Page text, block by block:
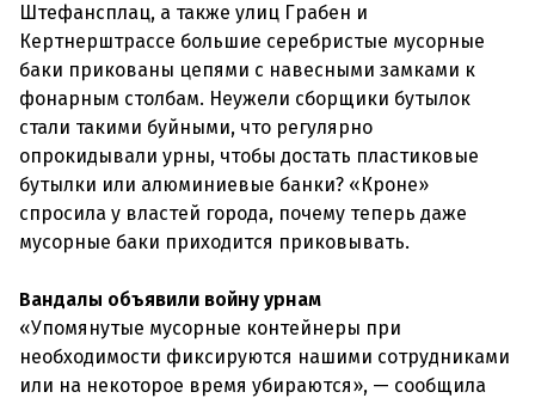
Штефансплац, а также улиц Грабен и
Кертнерштрассе большие серебристые мусорные
баки прикованы цепями с навесными замками к
фонарным столбам. Неужели сборщики бутылок
стали такими буйными, что регулярно
опрокидывали урны, чтобы достать пластиковые
бутылки или алюминиевые банки? «Кроне»
спросила у властей города, почему теперь даже
мусорные баки приходится приковывать.
Вандалы объявили войну урнам
«Упомянутые мусорные контейнеры при
необходимости фиксируются нашими сотрудниками
или на некоторое время убираются», — сообщила